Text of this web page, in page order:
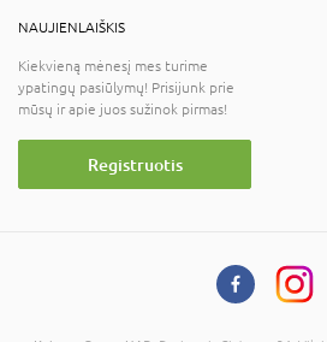
NAUJIENLAIŠKIS
Kiekvieną mėnesį mes turime
ypatingų pasiūlymų! Prisijunk prie
mūsų ir apie juos sužinok pirmas!
Registruotis